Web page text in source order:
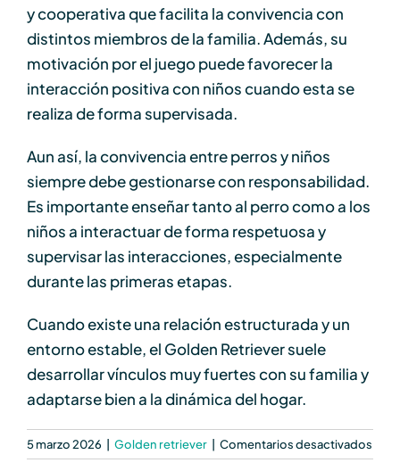
y cooperativa que facilita la convivencia con
distintos miembros de la familia. Además, su
motivación por el juego puede favorecer la
interacción positiva con niños cuando esta se
realiza de forma supervisada.
Aun así, la convivencia entre perros y niños
siempre debe gestionarse con responsabilidad.
Es importante enseñar tanto al perro como a los
niños a interactuar de forma respetuosa y
supervisar las interacciones, especialmente
durante las primeras etapas.
Cuando existe una relación estructurada y un
entorno estable, el Golden Retriever suele
desarrollar vínculos muy fuertes con su familia y
adaptarse bien a la dinámica del hogar.
5 marzo 2026 Golden retriever Comentarios desactivados
¿El